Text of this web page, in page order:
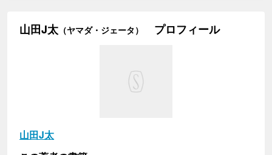
山田J太 （ヤマダ・ジェータ） プロフィール
山田J太